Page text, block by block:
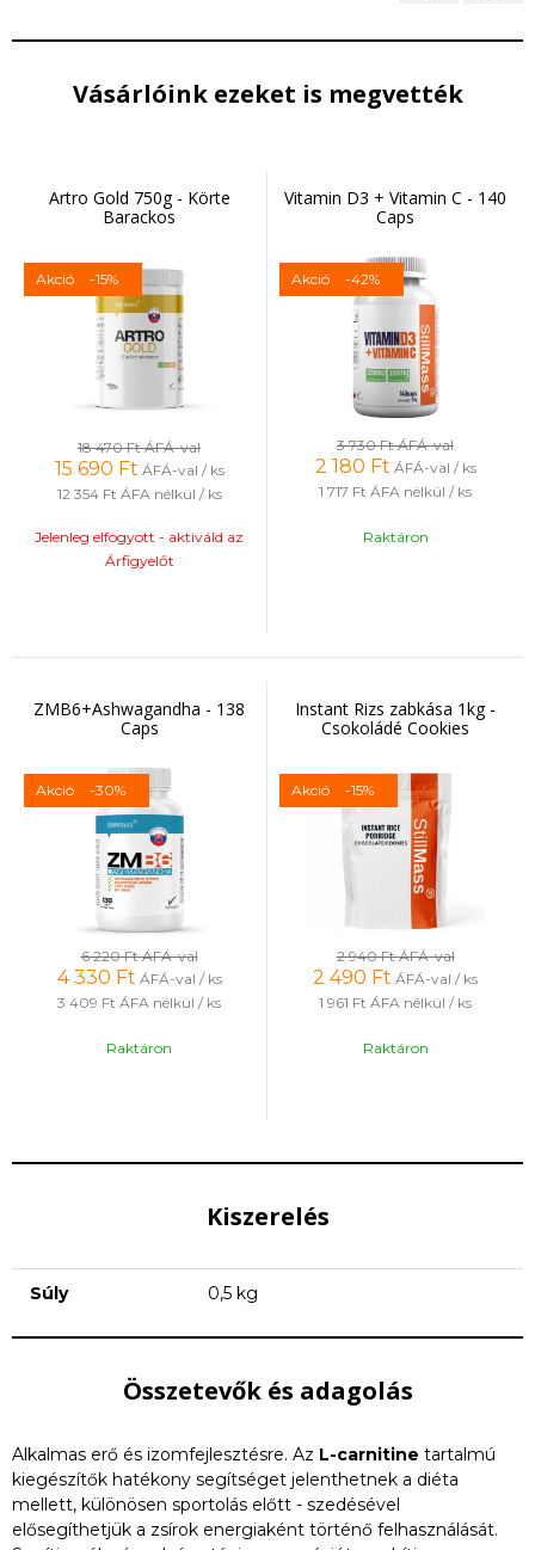
Vásárlóink ezeket is megvették
Artro Gold 750g - Körte
Barackos
Akció -15%
18 470 FtÁFÁ-val
15 690 Ft ÁFÁ-val / ks
12 354 Ft ÁFA nélkül / ks
Jelenleg elfogyott - aktiváld az
Árfigyelőt
Vitamin D3 + Vitamin C - 140
Caps
Akció -42%
3 730 FtÁFÁ-val
2 180 Ft ÁFÁ-val / ks
1 717 Ft ÁFA nélkül / ks
Raktáron
ZMB6+Ashwagandha - 138
Caps
Akció -30%
6 220 FtÁFÁ-val
4 330 Ft ÁFÁ-val / ks
3 409 Ft ÁFA nélkül / ks
Raktáron
Instant Rizs zabkása 1kg -
Csokoládé Cookies
Akció -15%
2 940 FtÁFÁ-val
2 490 Ft ÁFÁ-val / ks
1 961 Ft ÁFA nélkül / ks
Raktáron
Kiszerelés
Súly 0,5 kg
Összetevők és adagolás
Alkalmas erő és izomfejlesztésre. Az L-carnitine tartalmú
kiegészítők hatékony segítséget jelenthetnek a diéta
mellett, különösen sportolás előtt - szedésével
elősegíthetjük a zsírok energiaként történő felhasználását.